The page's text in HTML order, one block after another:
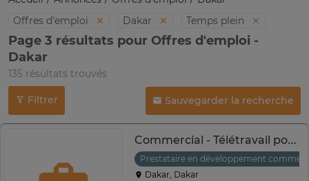
Offres d'emploi
Dakar Temps plein
Page 3 résultats pour Offres d'emploi -
Dakar
135 résultats trouvés
Filtrer Sauvegarder la recherche
Commercial - Télétravail possible
Prestataire en développement
Dakar, Dakar